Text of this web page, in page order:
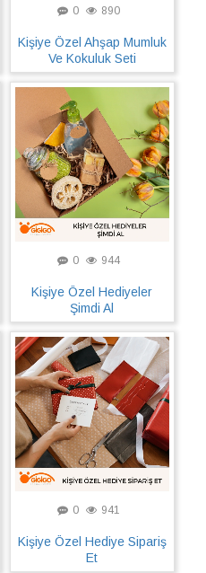
0 890
Kişiye Özel Ahşap Mumluk
Ve Kokuluk Seti
0 944
Kişiye Özel Hediyeler
Şimdi Al
0 941
Kişiye Özel Hediye Sipariş
Et